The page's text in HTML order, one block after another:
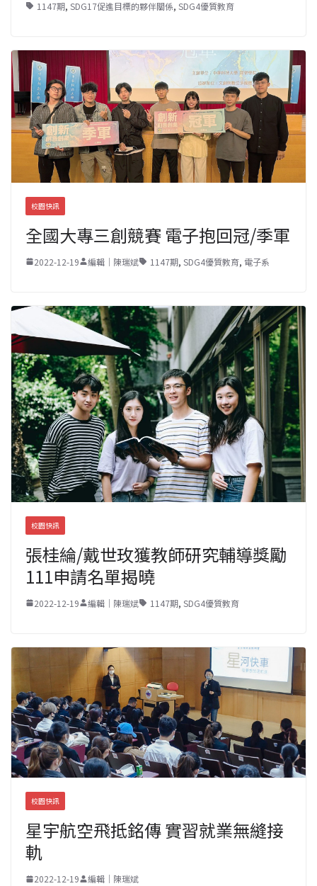
1147期, SDG17促進目標的夥伴關係, SDG4優質教育
校園快訊
全國大專三創競賽 電子抱回冠/季軍
2022-12-19 編輯｜陳瑞斌 1147期, SDG4優質教育, 電子系
校園快訊
張桂綸/戴世玫獲教師研究輔導獎勵
111申請名單揭曉
2022-12-19 編輯｜陳瑞斌 1147期, SDG4優質教育
校園快訊
星宇航空飛抵銘傳 實習就業無縫接
軌
2022-12-19
編輯｜陳瑞斌